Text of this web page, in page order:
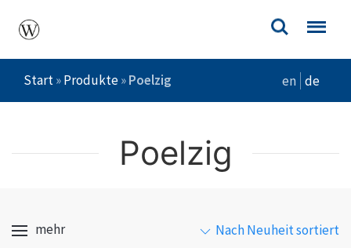
Start»Produkte»Poelzig en de
Poelzig
Nach Neuheit sortiert
mehr